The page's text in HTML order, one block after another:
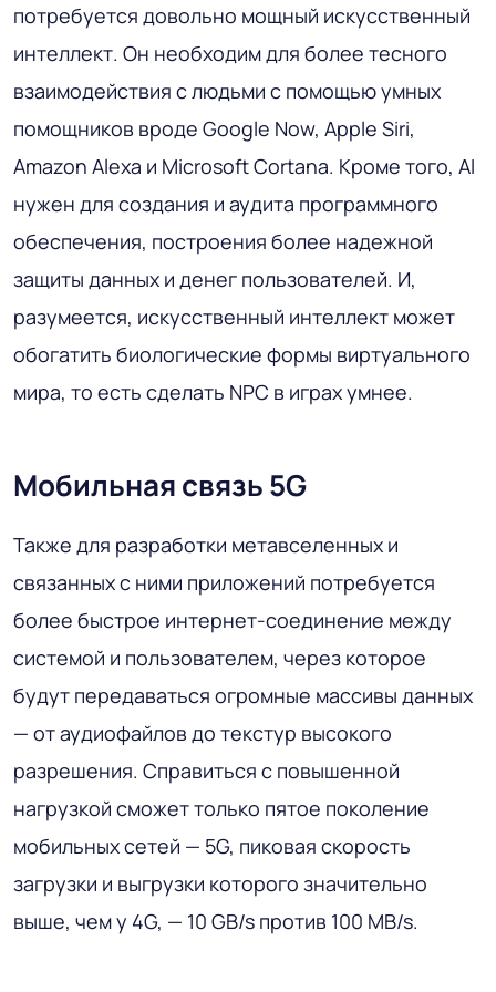
потребуется довольно мощный искусственный
интеллект. Он необходим для более тесного
взаимодействия с людьми с помощью умных
помощников вроде Google Now, Apple Siri,
Amazon Alexa и Microsoft Cortana. Кроме того, AI
нужен для создания и аудита программного
обеспечения, построения более надежной
защиты данных и денег пользователей. И,
разумеется, искусственный интеллект может
обогатить биологические формы виртуального
мира, то есть сделать NPC в играх умнее.
Мобильная связь 5G
Также для разработки метавселенных и
связанных с ними приложений потребуется
более быстрое интернет-соединение между
системой и пользователем, через которое
будут передаваться огромные массивы данных
— от аудиофайлов до текстур высокого
разрешения. Справиться с повышенной
нагрузкой сможет только пятое поколение
мобильных сетей — 5G, пиковая скорость
загрузки и выгрузки которого значительно
выше, чем у 4G, — 10 GB/s против 100 MB/s.